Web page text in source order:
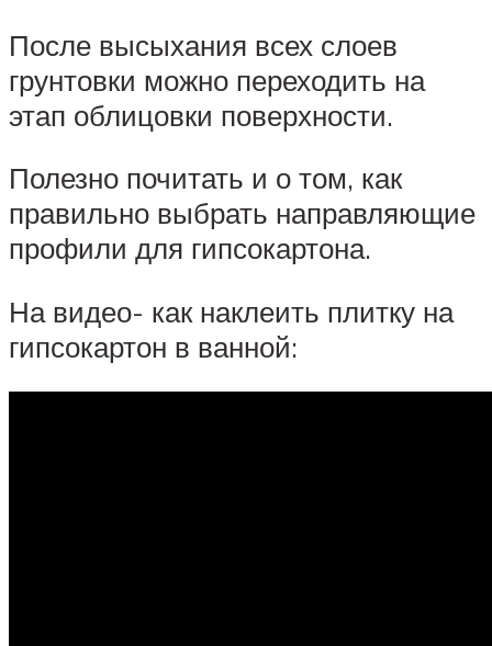
После высыхания всех слоев
грунтовки можно переходить на
этап облицовки поверхности.
Полезно почитать и о том, как
правильно выбрать направляющие
профили для гипсокартона.
На видео- как наклеить плитку на
гипсокартон в ванной: